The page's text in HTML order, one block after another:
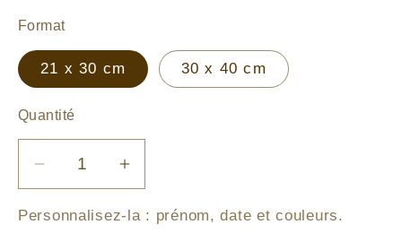
Format
21 x 30 cm 30 x 40 cm
Quantité
Réduire
la
quantité
Augmenter
la
quantité
Personnalisez-la : prénom, date et couleurs.